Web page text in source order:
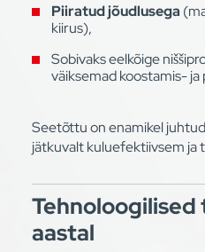
Piiratud jõudlusega
kiirus),
Sobivaks eelkõige
väiksemad koostamis- ja
Seetõttu on enamikel
jätkuvalt kuluefektiivsem ja
Tehnoloogilised
aastal